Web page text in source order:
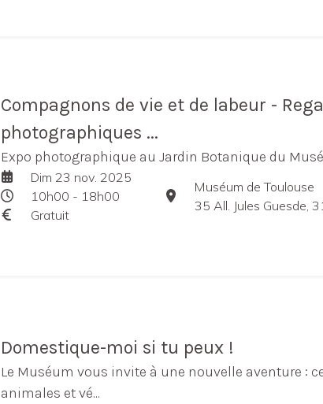
Compagnons de vie et de labeur -
photographiques ...
Expo photographique au Jardin Botanique du
Dim 23 nov. 2025
10h00 - 18h00
Gratuit
Muséum de Toulouse
35 All. Jules Guesde,
Domestique-moi si tu peux !
Le Muséum vous invite à une nouvelle aventure :
animales et vé...